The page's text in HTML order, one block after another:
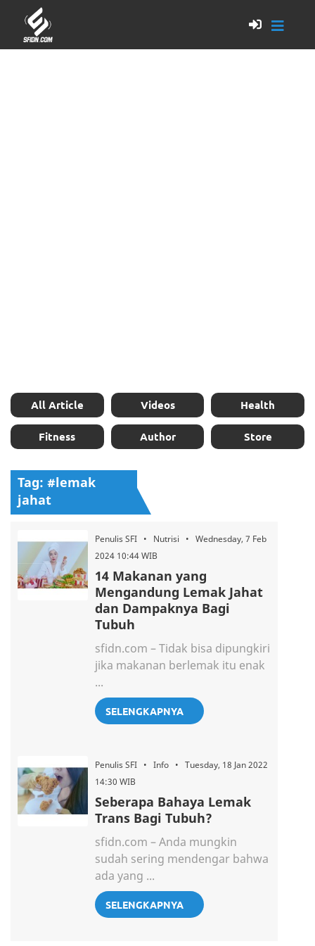
All Article Videos Health
Fitness Author Store
Tag: #lemak
jahat
Penulis SFI • Nutrisi • Wednesday, 7 Feb
2024 10:44 WIB
14 Makanan yang
Mengandung Lemak Jahat
dan Dampaknya Bagi
Tubuh
sfidn.com – Tidak bisa dipungkiri
jika makanan berlemak itu enak
...
SELENGKAPNYA
Penulis SFI • Info • Tuesday, 18 Jan 2022
14:30 WIB
Seberapa Bahaya Lemak
Trans Bagi Tubuh?
sfidn.com – Anda mungkin
sudah sering mendengar bahwa
ada yang ...
SELENGKAPNYA